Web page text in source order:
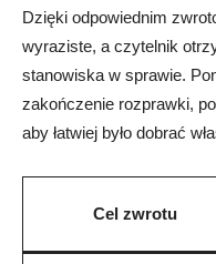
Dzięki odpowiednim
wyraziste, a czytelnik
stanowiska w sprawie.
zakończenie rozprawki,
aby łatwiej było dobrać
Cel zwrotu